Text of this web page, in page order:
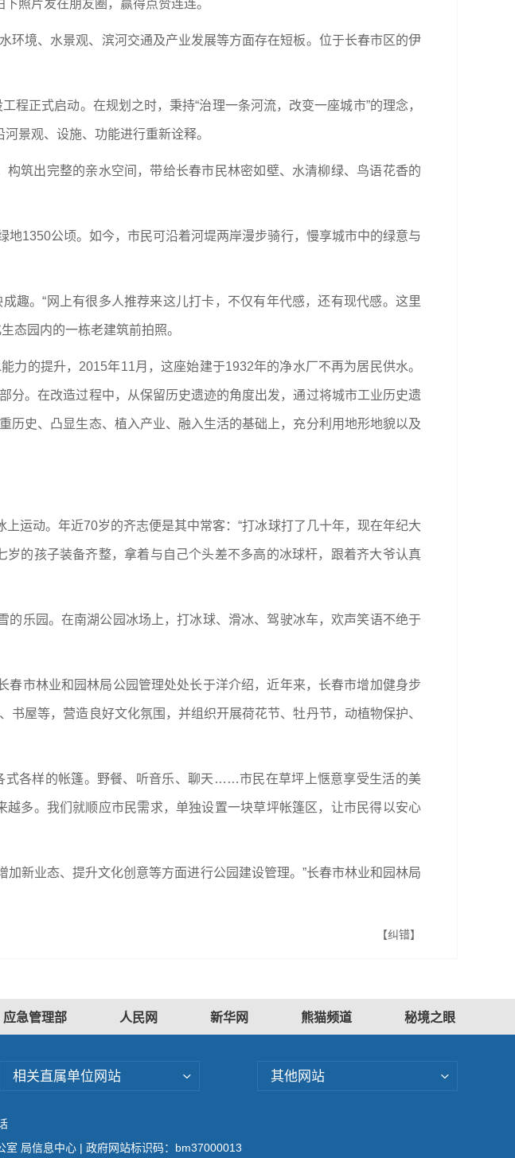
照片发在朋友圈，赢得点赞连连。
境、水景观、滨河交通及产业发展等方面存在短板。位于长春市区的伊
正式启动。在规划之时，秉持“治理一条河流，改变一座城市”的理念，
景观、设施、功能进行重新诠释。
筑出完整的亲水空间，带给长春市民林密如壁、水清柳绿、鸟语花香的
1350公顷。如今，市民可沿着河堤两岸漫步骑行，慢享城市中的绿意与
趣。“网上有很多人推荐来这儿打卡，不仅有年代感，还有现代感。这里
态园内的一栋老建筑前拍照。
的提升，2015年11月，这座始建于1932年的净水厂不再为居民供水。
。在改造过程中，从保留历史遗迹的角度出发，通过将城市工业历史遗
史、凸显生态、植入产业、融入生活的基础上，充分利用地形地貌以及
运动。年近70岁的齐志便是其中常客：“打冰球打了几十年，现在年纪大
的孩子装备齐整，拿着与自己个头差不多高的冰球杆，跟着齐大爷认真
的乐园。在南湖公园冰场上，打冰球、滑冰、驾驶冰车，欢声笑语不绝于
春市林业和园林局公园管理处处长于洋介绍，近年来，长春市增加健身步
屋等，营造良好文化氛围，并组织开展荷花节、牡丹节，动植物保护、
式各样的帐篷。野餐、听音乐、聊天……市民在草坪上惬意享受生活的美
多。我们就顺应市民需求，单独设置一块草坪帐篷区，让市民得以安心
新业态、提升文化创意等方面进行公园建设管理。”长春市林业和园林局
【纠错】
应急管理部 人民网 新华网 熊猫频道 秘境之眼
相关直属单位网站 其他网站
室 局信息中心 | 政府网站标识码：bm37000013